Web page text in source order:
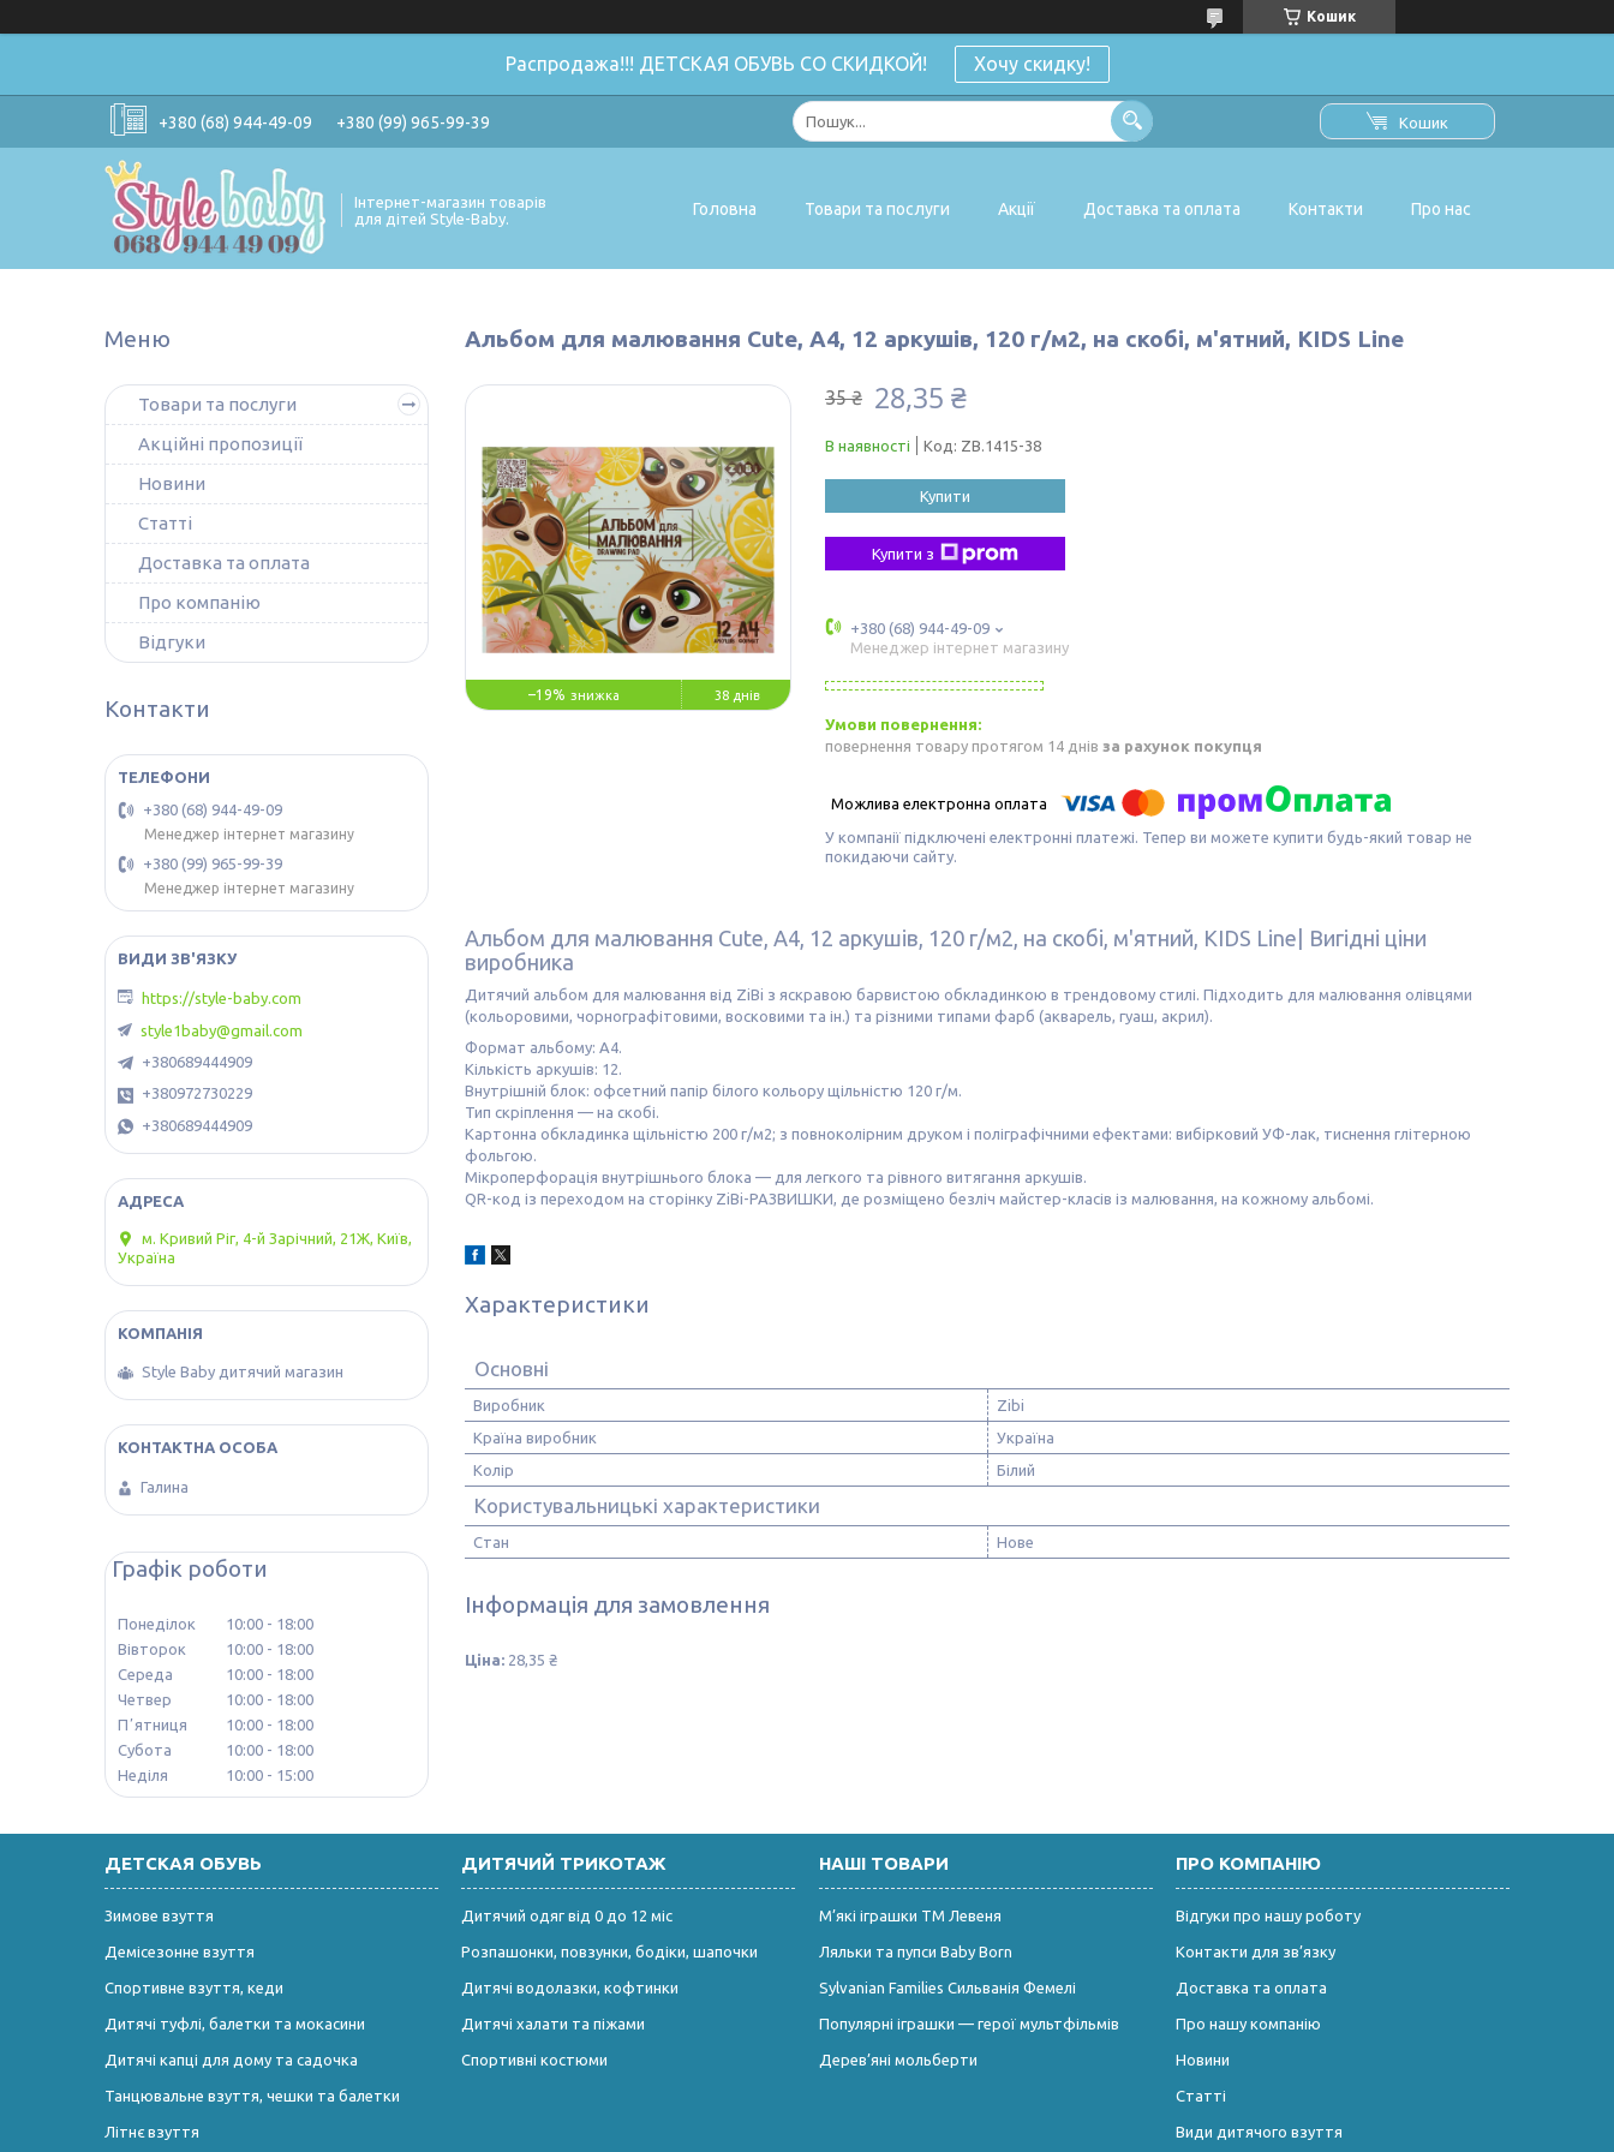
Кошик
Распродажа!!! ДЕТСКАЯ ОБУВЬ СО СКИДКОЙ! Хочу скидку!
+380 (68) 944-49-09 +380 (99) 965-99-39 Кошик
Інтернет-магазин товарів
для дітей Style-Baby.
Головна Товари та послуги Акції Доставка та оплата Контакти Про нас
Альбом для малювання Cute, А4, 12 аркушів, 120 г/м2, на скобі, м'ятний, KIDS Line
–19% 38 днів
35 ₴ 28,35 ₴
В наявності Код: ZB.1415-38
Купити
Купити з
+380 (68) 944-49-09
Менеджер інтернет магазину
повернення товару протягом 14 днів за рахунок покупця
У компанії підключені електронні платежі. Тепер ви можете купити будь-який товар не
покидаючи сайту.
Альбом для малювання Cute, А4, 12 аркушів, 120 г/м2, на скобі, м'ятний, KIDS Line| Вигідні ціни
виробника
Дитячий альбом для малювання від ZiBi з яскравою барвистою обкладинкою в трендовому стилі. Підходить для малювання олівцями
(кольоровими, чорнографітовими, восковими та ін.) та різними типами фарб (акварель, гуаш, акрил).
Формат альбому: А4.
Кількість аркушів: 12.
Внутрішній блок: офсетний папір білого кольору щільністю 120 г/м.
Тип скріплення — на скобі.
Картонна обкладинка щільністю 200 г/м2; з повноколірним друком і поліграфічними ефектами: вибірковий УФ-лак, тиснення глітерною
фольгою.
Мікроперфорація внутрішнього блока — для легкого та рівного витягання аркушів.
QR-код із переходом на сторінку ZiBi-РАЗВИШКИ, де розміщено безліч майстер-класів із малювання, на кожному альбомі.
Характеристики
Основні
Виробник
Zibi
Країна виробник
Україна
Колір
Білий
Користувальницькі характеристики
Стан Нове
Інформація для замовлення
Ціна: 28,35 ₴
Товари та послуги
Акційні пропозиції
Новини
Статті
Доставка та оплата
Про компанію
Відгуки
Контакти
+380 (68) 944-49-09
Менеджер інтернет магазину
+380 (99) 965-99-39
Менеджер інтернет магазину
https://style-baby.com
style1baby@gmail.com
+380689444909
+380972730229
+380689444909
м. Кривий Ріг, 4-й Зарічний, 21Ж, Київ,
Україна
Style Baby дитячий магазин
Галина
Графік роботи
Понеділок 10:00
18:00
Вівторок
10:00
18:00
Середа
10:00
18:00
Четвер
10:00
18:00
Пʼятниця
10:00
18:00
Субота
10:00
18:00
Неділя
10:00 15:00
ДЕТСКАЯ ОБУВЬ
Зимове взуття
Демісезонне взуття
Спортивне взуття, кеди
Дитячі туфлі, балетки та мокасини
Дитячі капці для дому та садочка
Танцювальне взуття, чешки та балетки
Літнє взуття
ДИТЯЧИЙ ТРИКОТАЖ
Дитячий одяг від 0 до 12 міс
Розпашонки, повзунки, бодіки, шапочки
Дитячі водолазки, кофтинки
Дитячі халати та піжами
Спортивні костюми
НАШІ ТОВАРИ
М’які іграшки ТМ Левеня
Ляльки та пупси Baby Born
Sylvanian Families Сильванія Фемелі
Популярні іграшки — герої мультфільмів
Дерев’яні мольберти
ПРО КОМПАНІЮ
Відгуки про нашу роботу
Контакти для зв’язку
Доставка та оплата
Про нашу компанію
Новини
Статті
Види дитячого взуття